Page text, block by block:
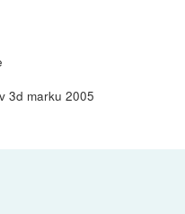
3d marku 2005